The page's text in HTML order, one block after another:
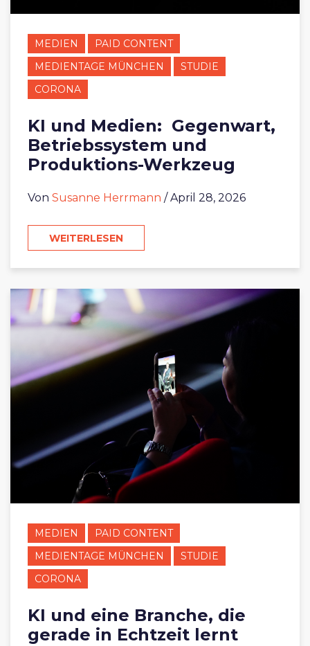
MEDIEN
PAID CONTENT
MEDIENTAGE MÜNCHEN
STUDIE
CORONA
KI und Medien: Gegenwart,
Betriebssystem und
Produktions-Werkzeug
Von Susanne Herrmann / April 28, 2026
WEITERLESEN
MEDIEN
PAID CONTENT
MEDIENTAGE MÜNCHEN
STUDIE
CORONA
KI und eine Branche, die
gerade in Echtzeit lernt